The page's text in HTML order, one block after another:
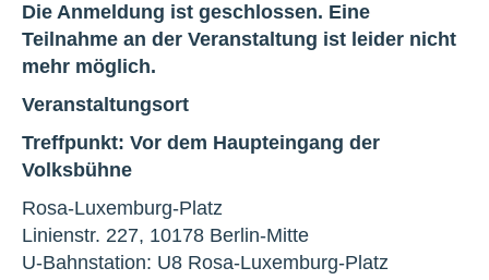
Die Anmeldung ist geschlossen. Eine
Teilnahme an der Veranstaltung ist leider nicht
mehr möglich.
Veranstaltungsort
Treffpunkt: Vor dem Haupteingang der
Volksbühne
Rosa-Luxemburg-Platz
Linienstr. 227, 10178 Berlin-Mitte
U-Bahnstation: U8 Rosa-Luxemburg-Platz